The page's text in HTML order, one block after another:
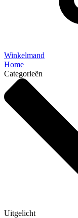
Winkelmand
Home
Categorieën
Uitgelicht